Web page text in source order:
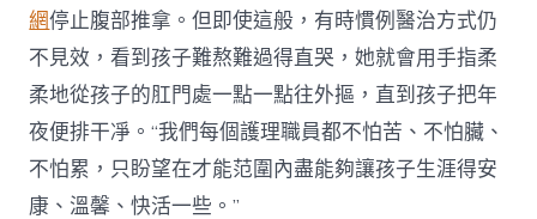
網停止腹部推拿。但即使這般，有時慣例醫治方式仍
不見效，看到孩子難熬難過得直哭，她就會用手指柔
柔地從孩子的肛門處一點一點往外摳，直到孩子把年
夜便排干凈。“我們每個護理職員都不怕苦、不怕臟、
不怕累，只盼望在才能范圍內盡能夠讓孩子生涯得安
康、溫馨、快活一些。”